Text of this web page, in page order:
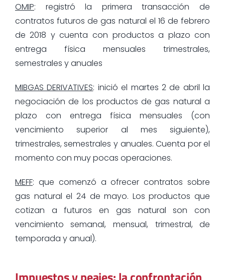
OMIP: registró la primera transacción de
contratos futuros de gas natural el 16 de febrero
de 2018 y cuenta con productos a plazo con
entrega física mensuales trimestrales,
semestrales y anuales
MIBGAS DERIVATIVES: inició el martes 2 de abril la
negociación de los productos de gas natural a
plazo con entrega física mensuales (con
vencimiento superior al mes siguiente),
trimestrales, semestrales y anuales. Cuenta por el
momento con muy pocas operaciones.
MEFF: que comenzó a ofrecer contratos sobre
gas natural el 24 de mayo. Los productos que
cotizan a futuros en gas natural son con
vencimiento semanal, mensual, trimestral, de
temporada y anual).